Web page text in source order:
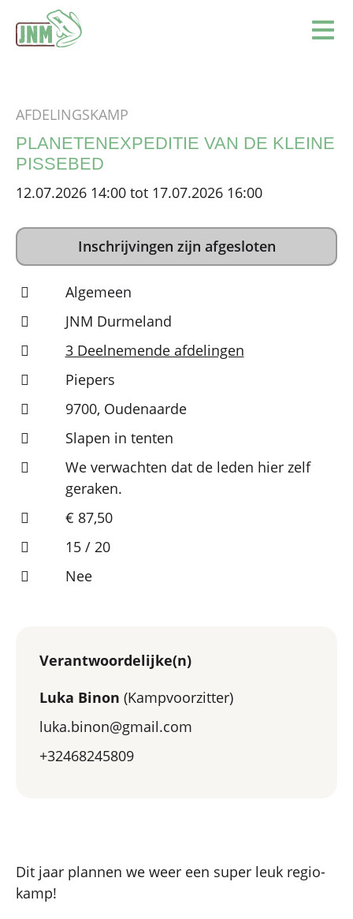
AFDELINGSKAMP
PLANETENEXPEDITIE VAN DE KLEINE
PISSEBED
12.07.2026 14:00 tot 17.07.2026 16:00
Inschrijvingen zijn afgesloten
Algemeen
JNM Durmeland
3 Deelnemende afdelingen
Piepers
9700, Oudenaarde
Slapen in tenten
We verwachten dat de leden hier zelf
geraken.
€ 87,50
15 / 20
Nee
Verantwoordelijke(n)
Luka Binon (Kampvoorzitter)
luka.binon@gmail.com
+32468245809
Dit jaar plannen we weer een super leuk regio-
kamp!